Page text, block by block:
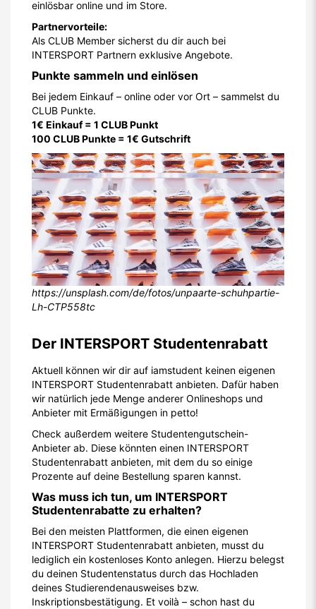
einlösbar online und im Store.
Partnervorteile:
Als CLUB Member sicherst du dir auch bei
INTERSPORT Partnern exklusive Angebote.
Punkte sammeln und einlösen
Bei jedem Einkauf – online oder vor Ort – sammelst du
CLUB Punkte.
1€ Einkauf = 1 CLUB Punkt
100 CLUB Punkte = 1€ Gutschrift
https://unsplash.com/de/fotos/unpaarte-schuhpartie-
Lh-CTP558tc
Der INTERSPORT Studentenrabatt
Aktuell können wir dir auf iamstudent keinen eigenen
INTERSPORT Studentenrabatt anbieten. Dafür haben
wir natürlich jede Menge anderer Onlineshops und
Anbieter mit Ermäßigungen in petto!
Check außerdem weitere Studentengutschein-
Anbieter ab. Diese könnten einen INTERSPORT
Studentenrabatt anbieten, mit dem du so einige
Prozente auf deine Bestellung sparen kannst.
Was muss ich tun, um INTERSPORT
Studentenrabatte zu erhalten?
Bei den meisten Plattformen, die einen eigenen
INTERSPORT Studentenrabatt anbieten, musst du
lediglich ein kostenloses Konto anlegen. Hierzu belegst
du deinen Studentenstatus durch das Hochladen
deines Studierendenausweises bzw.
Inskriptionsbestätigung. Et voilà – schon hast du